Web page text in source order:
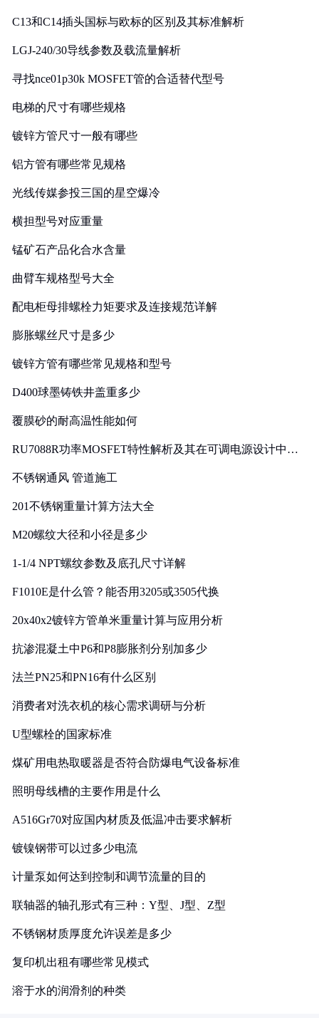
C13和C14插头国标与欧标的区别及其标准解析
LGJ-240/30导线参数及载流量解析
寻找nce01p30k MOSFET管的合适替代型号
电梯的尺寸有哪些规格
镀锌方管尺寸一般有哪些
铝方管有哪些常见规格
光线传媒参投三国的星空爆冷
横担型号对应重量
锰矿石产品化合水含量
曲臂车规格型号大全
配电柜母排螺栓力矩要求及连接规范详解
膨胀螺丝尺寸是多少
镀锌方管有哪些常见规格和型号
D400球墨铸铁井盖重多少
覆膜砂的耐高温性能如何
RU7088R功率MOSFET特性解析及其在可调电源设计中的
不锈钢通风 管道施工
201不锈钢重量计算方法大全
M20螺纹大径和小径是多少
1-1/4 NPT螺纹参数及底孔尺寸详解
F1010E是什么管？能否用3205或3505代换
20x40x2镀锌方管单米重量计算与应用分析
抗渗混凝土中P6和P8膨胀剂分别加多少
法兰PN25和PN16有什么区别
消费者对洗衣机的核心需求调研与分析
U型螺栓的国家标准
煤矿用电热取暖器是否符合防爆电气设备标准
照明母线槽的主要作用是什么
A516Gr70对应国内材质及低温冲击要求解析
镀镍钢带可以过多少电流
计量泵如何达到控制和调节流量的目的
联轴器的轴孔形式有三种：Y型、J型、Z型
不锈钢材质厚度允许误差是多少
复印机出租有哪些常见模式
溶于水的润滑剂的种类